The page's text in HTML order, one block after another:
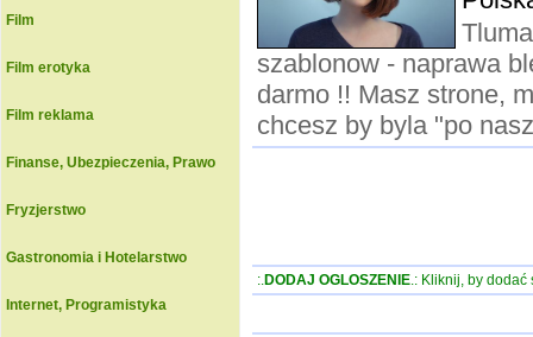
Film
Film erotyka
Film reklama
Finanse, Ubezpieczenia, Prawo
Fryzjerstwo
Gastronomia i Hotelarstwo
Internet, Programistyka
szablonow - naprawa
darmo !! Masz strone,
chcesz by byla "po
:.DODAJ OGLOSZENIE.: Kliknij, by dodać